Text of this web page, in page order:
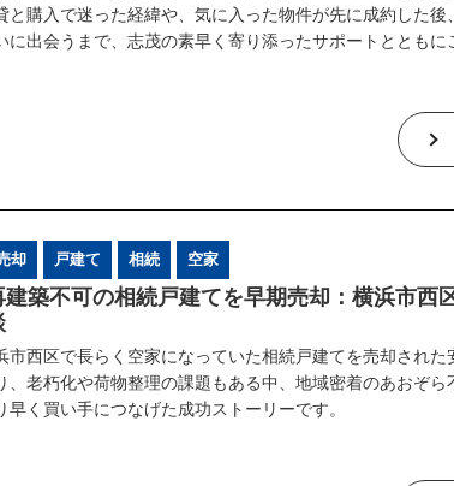
と購入で迷った経緯や、気に入った物件が先に成約した
に出会うまで、志茂の素早く寄り添ったサポートとともに
却 戸建て 相続 空家
建築不可の相続戸建てを早期売却：横浜市西
市西区で長らく空家になっていた相続戸建てを売却され
、老朽化や荷物整理の課題もある中、地域密着のあおぞ
早く買い手につなげた成功ストーリーです。